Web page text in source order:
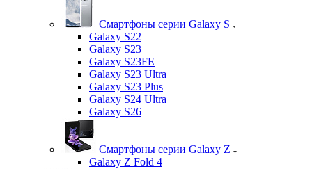
Смартфоны серии Galaxy S
Galaxy S22
Galaxy S23
Galaxy S23FE
Galaxy S23 Ultra
Galaxy S23 Plus
Galaxy S24 Ultra
Galaxy S26
Смартфоны серии Galaxy Z
Galaxy Z Fold 4